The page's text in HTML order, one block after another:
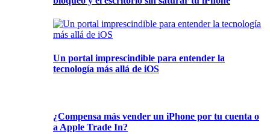
Un portal imprescindible para entender la
tecnología más allá de iOS
¿Compensa más vender un iPhone por tu cuenta o
a Apple Trade In?